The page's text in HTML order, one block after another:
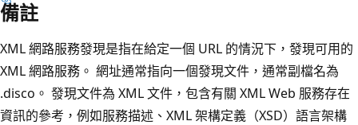
備註
XML 網路服務發現是指在給定一個 URL 的情況下，發現可用的
XML 網路服務。 網址通常指向一個發現文件，通常副檔名為
.disco。 發現文件為 XML 文件，包含有關 XML Web 服務存在
資訊的參考，例如服務描述、XML 架構定義（XSD）語言架構